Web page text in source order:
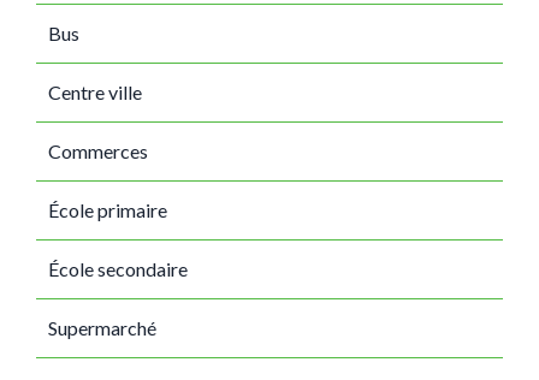
Bus
Centre ville
Commerces
École primaire
École secondaire
Supermarché